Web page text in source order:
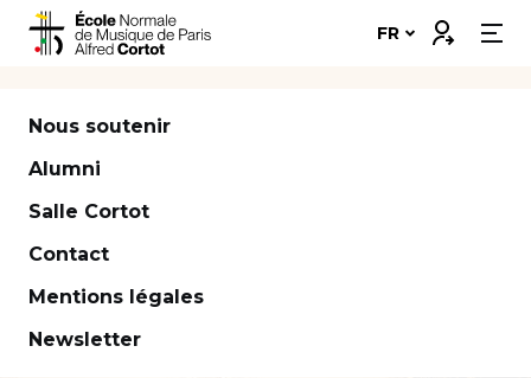
content
Disciplines ➔
Formations ➔
Insertion professionnelle
FR Connexion
Nous soutenir
Alumni
Salle Cortot
Contact
Mentions légales
Newsletter